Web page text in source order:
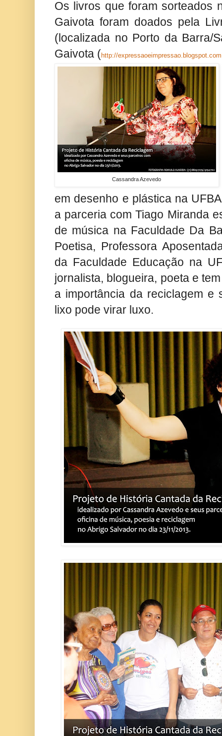
Os livros que foram sorteados
Gaivota foram doados pela
(localizada no Porto da Barra/
Gaivota (http://
Cassandra Azevedo
em desenho e plástica na
a parceria com Tiago Miranda
de música na Faculdade Da
Poetisa, Professora
da Faculdade Educação na
jornalista, blogueira, poeta e
a importância da reciclagem e
lixo pode virar luxo.